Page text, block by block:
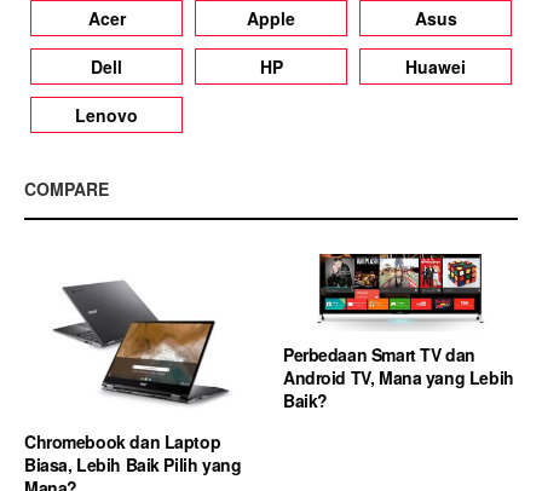
Acer Apple
Asus
Dell
HP
Huawei
Lenovo
COMPARE
Chromebook dan Laptop
Biasa, Lebih Baik Pilih yang
Perbedaan Smart TV dan
Android TV, Mana yang Lebih
Baik?